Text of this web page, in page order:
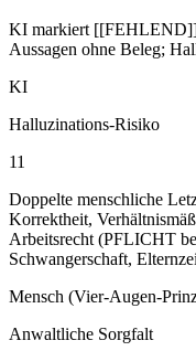
KI markiert
Aussagen ohne Beleg;
KI
Halluzinations-Risiko
11
Doppelte menschliche
Korrektheit,
Arbeitsrecht (PFLICHT
Schwangerschaft,
Mensch (Vier-Augen-
Anwaltliche Sorgfalt